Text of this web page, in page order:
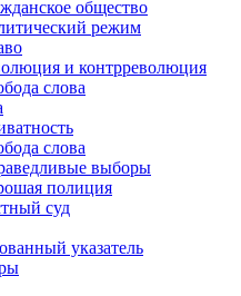
общество
режим
и контрреволюция
слова
слова
выборы
полиция
суд
указатель